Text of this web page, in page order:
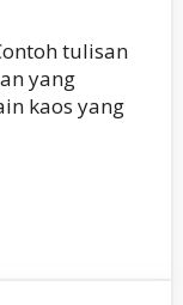
tulisan
yang
kaos yang